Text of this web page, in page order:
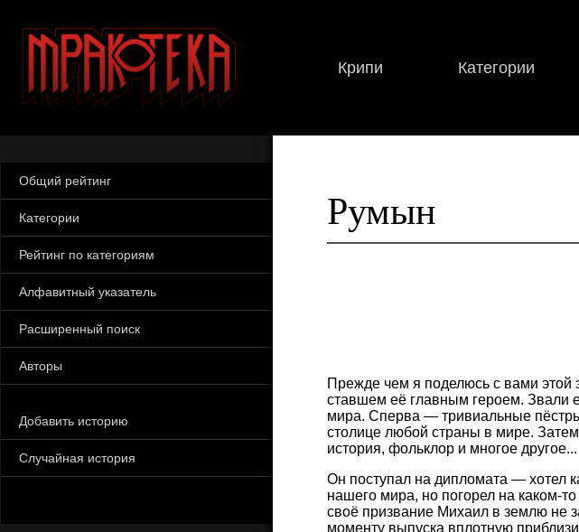
Крипи Категории
Общий рейтинг
Категории
Рейтинг по категориям
Алфавитный указатель
Расширенный поиск
Авторы
Добавить историю
Случайная история
Румын
Прежде чем я поделюсь с вами этой
ставшем её главным героем. Звали
мира. Сперва — тривиальные
столице любой страны в мире.
история, фольклор и многое другое...
Он поступал на дипломата — хотел
нашего мира, но погорел на каком-
своё призвание Михаил в землю не
моменту выпуска вплотную